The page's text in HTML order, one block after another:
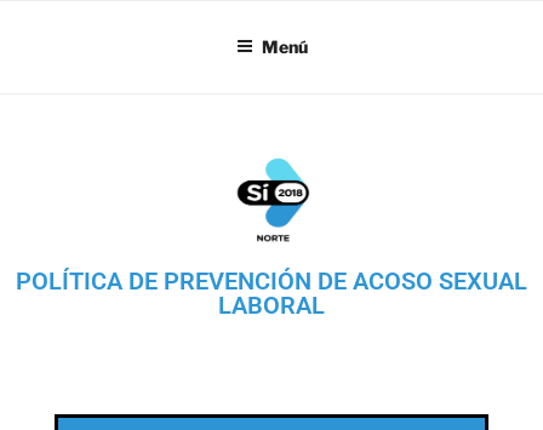
Menú
POLÍTICA DE PREVENCIÓN DE ACOSO SEXUAL
LABORAL